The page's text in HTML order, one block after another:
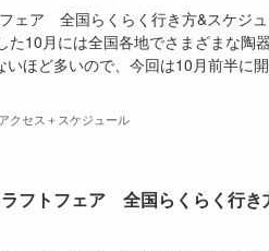
ェア 全国らくらく行き方&スケジ
10月には全国各地でさまざまな陶
ほど多いので、今回は10月前半に
クセス＋スケジュール
フトフェア 全国らくらく行き